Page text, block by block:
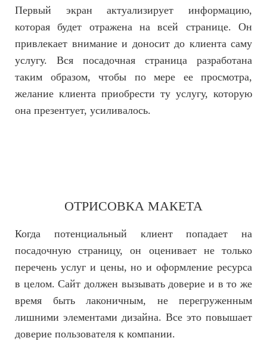
Первый экран актуализирует информацию,
которая будет отражена на всей странице. Он
привлекает внимание и доносит до клиента саму
услугу. Вся посадочная страница разработана
таким образом, чтобы по мере ее просмотра,
желание клиента приобрести ту услугу, которую
она презентует, усиливалось.
ОТРИСОВКА МАКЕТА
Когда потенциальный клиент попадает на
посадочную страницу, он оценивает не только
перечень услуг и цены, но и оформление ресурса
в целом. Сайт должен вызывать доверие и в то же
время быть лаконичным, не перегруженным
лишними элементами дизайна. Все это повышает
доверие пользователя к компании.